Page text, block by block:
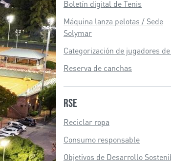
Boletín digital de Tenis
Máquina lanza pelotas / Sede
Solymar
Categorización de jugadores
Reserva de canchas
RSE
Reciclar ropa
Consumo responsable
Objetivos de Desarrollo